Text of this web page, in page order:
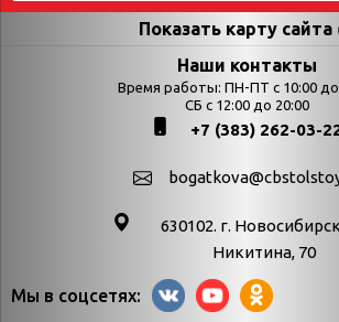
Показать карту сайта
Страницы
Календарь
Богатков
День
Наши контакты
Время работы: ПН-ПТ с 10:00 до
СБ с 12:00 до 20:00
+7 (383) 262-03-
630102. г.
Никитина, 70
Мы в соцсетях: